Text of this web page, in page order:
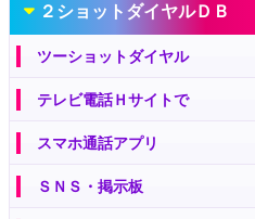
２ショットダイヤルＤＢ
ツーショットダイヤル
テレビ電話Ｈサイトで
スマホ通話アプリ
ＳＮＳ・掲示板